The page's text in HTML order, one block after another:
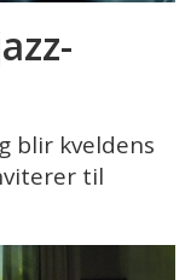
blir kveldens
til